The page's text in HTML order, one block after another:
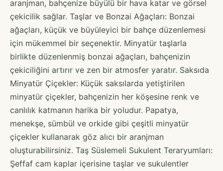
aranjman, bahçenize büyülü bir hava katar ve görsel
çekicilik sağlar. Taşlar ve Bonzai Ağaçları: Bonzai
ağaçları, küçük ve büyüleyici bir bahçe düzenlemesi
için mükemmel bir seçenektir. Minyatür taşlarla
birlikte düzenlenmiş bonzai ağaçları, bahçenizin
çekiciliğini artırır ve zen bir atmosfer yaratır. Saksıda
Minyatür Çiçekler: Küçük saksılarda yetiştirilen
minyatür çiçekler, bahçenizin her köşesine renk ve
canlılık katmanın harika bir yoludur. Papatya,
menekşe, sümbül ve orkide gibi çeşitli minyatür
çiçekler kullanarak göz alıcı bir aranjman
oluşturabilirsiniz. Taş Süslemeli Sukulent Teraryumları:
Şeffaf cam kaplar içerisine taşlar ve sukulentler